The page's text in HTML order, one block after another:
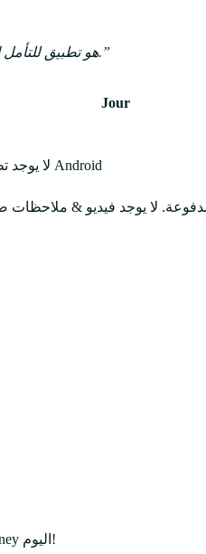
Journey هو تطبيق للتأمل الموجه يساعدك على الالتزام بالتأمل.
Jour
لا يوجد تطبيق Android
لا يوجد وقت كالحاضر - قم بالتبديل من Jour إلى Journey اليوم!